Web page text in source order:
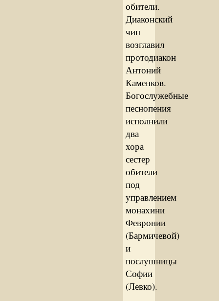
обители.
Диаконский
чин
возглавил
протодиакон
Антоний
Каменков.
Богослужебные
песнопения
исполнили
два
хора
сестер
обители
под
управлением
монахини
Февронии
(Бармичевой)
и
послушницы
Софии
(Левко).